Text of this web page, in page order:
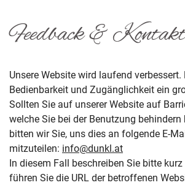
Feedback &
Unsere Website wird laufend
Bedienbarkeit und Zugänglichkeit ein
Sollten Sie auf unserer Website auf
welche Sie bei der Benutzung behindern
bitten wir Sie, uns dies an folgende E-
mitzuteilen: info@dunkl.at
In diesem Fall beschreiben Sie bitte
führen Sie die URL der betroffenen